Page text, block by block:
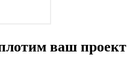
ваш проект